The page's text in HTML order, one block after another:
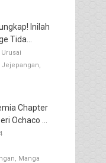
Inilah
Tida...
Urusai
Jejepangan
Chapter
Ochaco ...
Manga